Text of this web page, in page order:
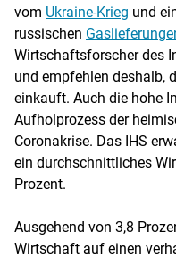
vom Ukraine-Krieg und
russischen
Wirtschaftsforscher des
und empfehlen deshalb,
einkauft. Auch die hohe
Aufholprozess der
Coronakrise. Das IHS
ein durchschnittliches
Prozent.
Ausgehend von 3,8
Wirtschaft auf einen